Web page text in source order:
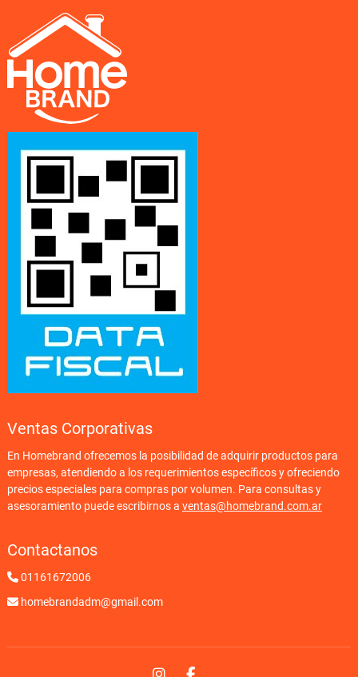
Ventas Corporativas
En Homebrand ofrecemos la posibilidad de adquirir productos para
empresas, atendiendo a los requerimientos específicos y ofreciendo
precios especiales para compras por volumen. Para consultas y
asesoramiento puede escribirnos a ventas@homebrand.com.ar
Contactanos
01161672006
homebrandadm@gmail.com
Instagram
Facebook